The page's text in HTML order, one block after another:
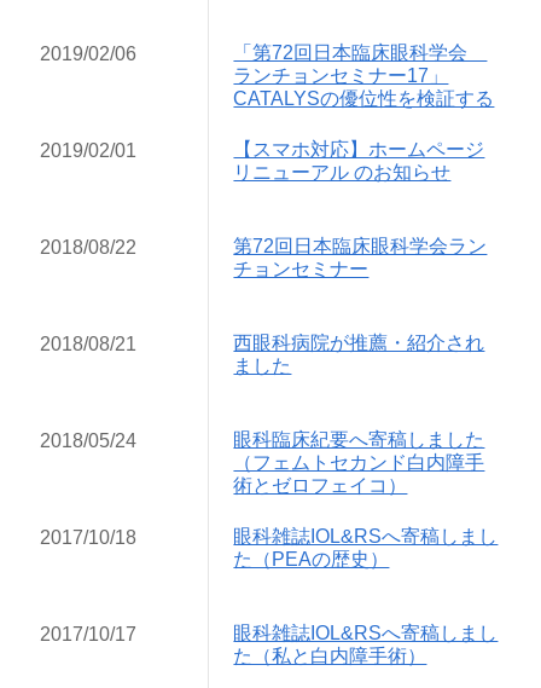
2019/02/06
「第72回日本臨床眼科学会
ランチョンセミナー17」
CATALYSの優位性を検証する
2019/02/01
【スマホ対応】ホームページ
リニューアル のお知らせ
2018/08/22
第72回日本臨床眼科学会ラン
チョンセミナー
2018/08/21
西眼科病院が推薦・紹介され
ました
2018/05/24
眼科臨床紀要へ寄稿しました
（フェムトセカンド白内障手
術とゼロフェイコ）
2017/10/18
眼科雑誌IOL&RSへ寄稿しまし
た（PEAの歴史）
2017/10/17
眼科雑誌IOL&RSへ寄稿しまし
た（私と白内障手術）